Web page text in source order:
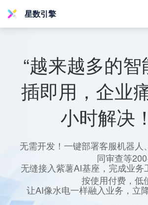
星数引擎
“越来越多的智
插即用，企业
小时解决
无需开发！一键部署客服机器人
同审查等
无缝接入紫薯AI基座，完成业务
按使用付费，低
让AI像水电一样融入业务，立